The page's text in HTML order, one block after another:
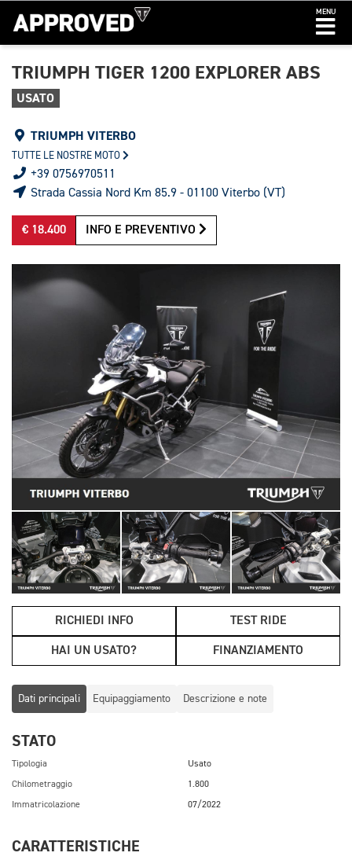
MENU
TRIUMPH TIGER 1200 EXPLORER ABS
USATO
TRIUMPH VITERBO
TUTTE LE NOSTRE MOTO
+39 0756970511
Strada Cassia Nord Km 85.9 - 01100 Viterbo (VT)
€ 18.400 INFO E PREVENTIVO
RICHIEDI INFO TEST RIDE
HAI UN USATO? FINANZIAMENTO
Dati principali Equipaggiamento Descrizione e note
STATO
Tipologia Usato
Chilometraggio 1.800
Immatricolazione 07/2022
CARATTERISTICHE